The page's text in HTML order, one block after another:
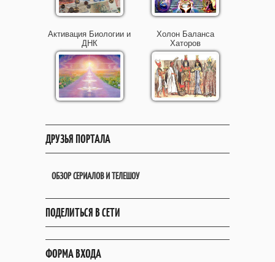
Активация Биологии и
ДНК
Холон Баланса
Хаторов
ДРУЗЬЯ ПОРТАЛА
ОБЗОР СЕРИАЛОВ И ТЕЛЕШОУ
ПОДЕЛИТЬСЯ В СЕТИ
ФОРМА ВХОДА